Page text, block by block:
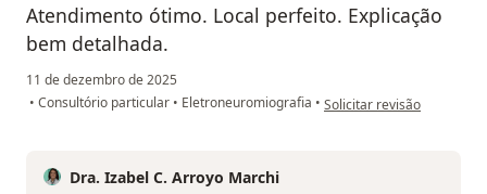
Atendimento ótimo. Local perfeito. Explicação
bem detalhada.
11 de dezembro de 2025
• Consultório particular • Eletroneuromiografia • na opinião do utilizador
Solicitar revisão
Dra. Izabel C. Arroyo Marchi